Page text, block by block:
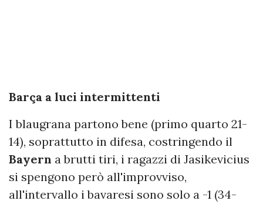
Barça a luci intermittenti
I blaugrana partono bene (primo quarto 21-
14), soprattutto in difesa, costringendo il
Bayern a brutti tiri, i ragazzi di Jasikevicius
si spengono però all'improvviso,
all'intervallo i bavaresi sono solo a -1 (34-